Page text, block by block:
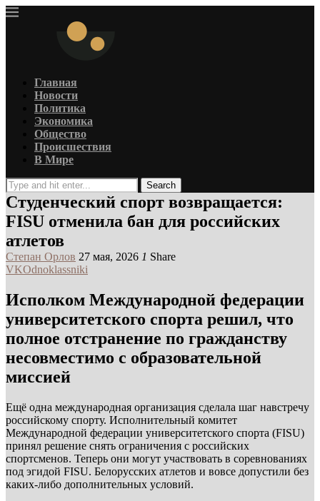
Главная
Новости
Политика
Экономика
Общество
Происшествия
В Мире
Search
Студенческий спорт возвращается:
FISU отменила бан для российских
атлетов
Степан Орлов 27 мая, 2026 1 Share
VKOdnoklassniki
Исполком Международной федерации
университетского спорта решил, что
полное отстранение по гражданству
несовместимо с образовательной
миссией
Ещё одна международная организация сделала шаг навстречу
российскому спорту. Исполнительный комитет
Международной федерации университетского спорта (FISU)
принял решение снять ограничения с российских
спортсменов. Теперь они могут участвовать в соревнованиях
под эгидой FISU. Белорусских атлетов и вовсе допустили без
каких-либо дополнительных условий.